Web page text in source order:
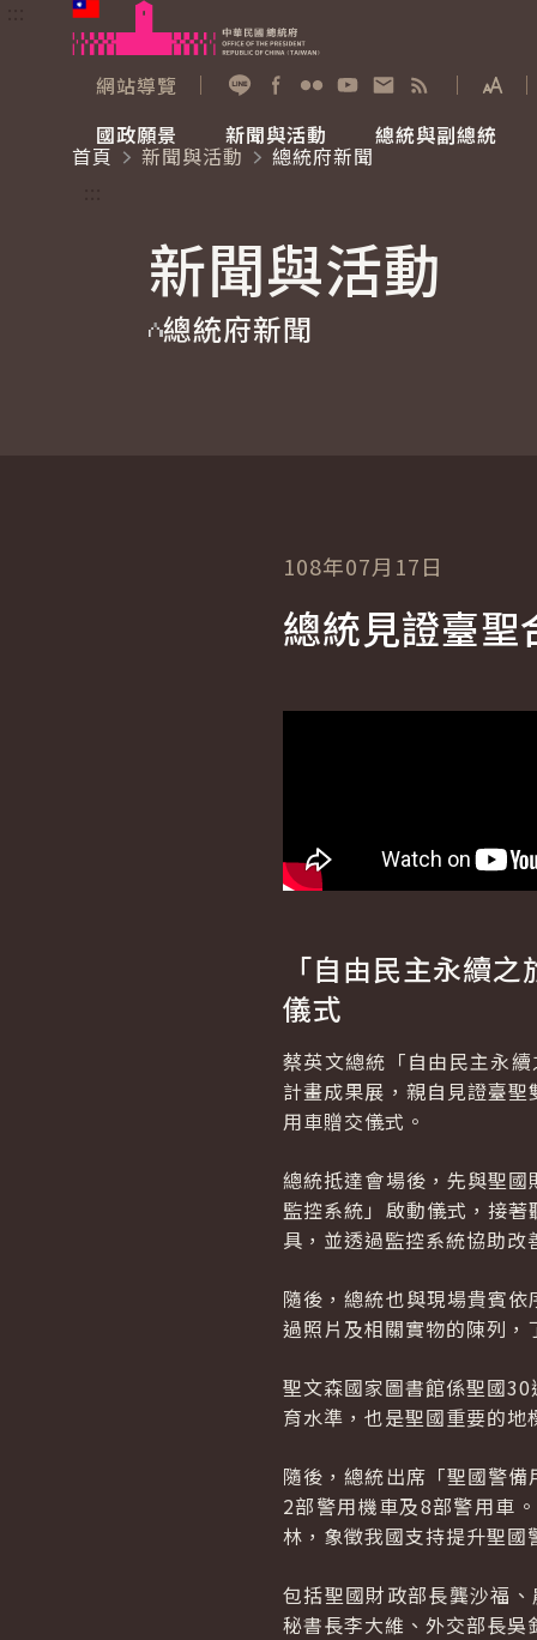
跳到主要內容
網站導覽
展開
國政願景
國家氣候變遷對策委員會
重要談話
新聞與活動
總統府新聞
影音頻道
總統與副總統
賴清德總統
參觀資訊
首頁 新聞與活動
總統府新聞
新聞與活動
總統府新聞
108年07月17日
總統見證臺聖
「自由民主永續
儀式
蔡英文總統「自由民主永
計畫成果展，親自見證臺
用車贈交儀式。
總統抵達會場後，先與聖
監控系統」啟動儀式，接
具，並透過監控系統協助
隨後，總統也與現場貴賓
過照片及相關實物的陳列
聖文森國家圖書館係聖國
育水準，也是聖國重要的
隨後，總統出席「聖國警
2部警用機車及8部警用車
林，象徵我國支持提升聖
包括聖國財政部長龔沙福
秘書長李大維、外交部長